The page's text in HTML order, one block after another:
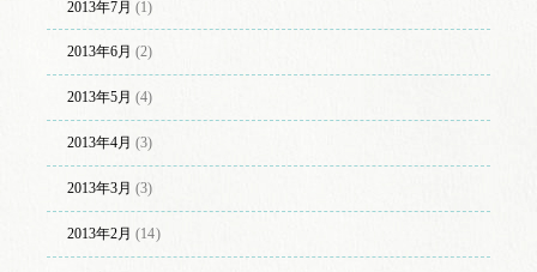
2013年7月 (1)
2013年6月 (2)
2013年5月 (4)
2013年4月 (3)
2013年3月 (3)
2013年2月 (14)